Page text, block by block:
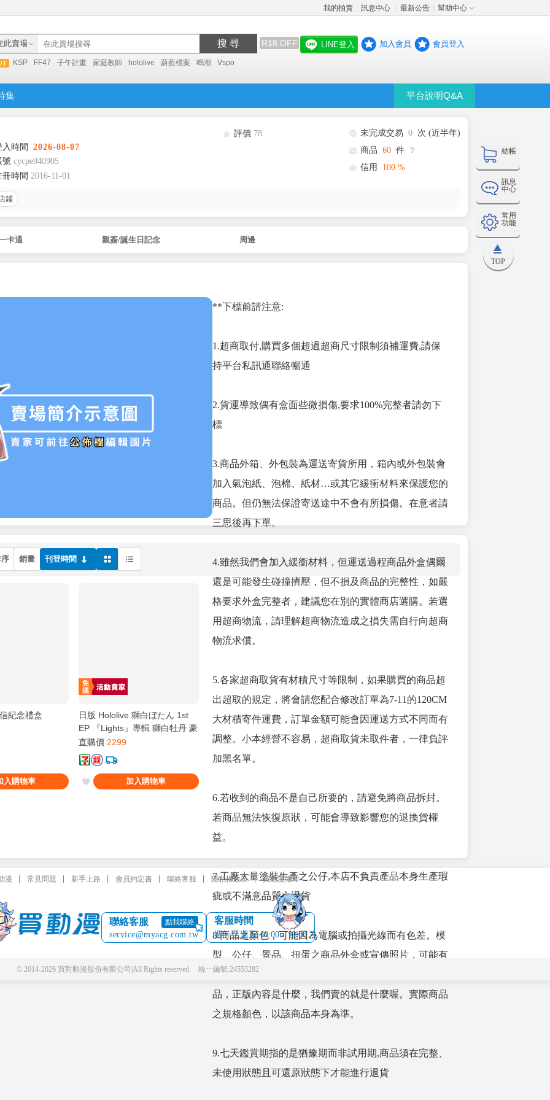
我的拍賣 訊息中心 最新公告 幫助中心
此賣場 搜 尋 R18 OFF
KSP FF47 子午計畫 家庭教師 hololive 蔚藍檔案 鳴潮 Vspo
LINE登入 加入會員 會員登入
集 平台說明Q&A
結帳
訊息
中心
常用
功能
TOP
時間
2026-08-07
號 cycpe940905
時間 2016-11-01
評價 78 未完成交易 0 次 (近半年)
商品 60 件 ❔
信用
100 %
鋪
卡通 親簽/誕生日記念 周邊
**下標前請注意:
1.超商取付,購買多個超過超商尺寸限制須補運費,請保
持平台私訊通聯絡暢通
2.貨運導致偶有盒面些微損傷,要求100%完整者請勿下
標
3.商品外箱、外包裝為運送寄貨所用，箱內或外包裝會
加入氣泡紙、泡棉、紙材…或其它緩衝材料來保護您的
商品。但仍無法保證寄送途中不會有所損傷。在意者請
三思後再下單。
4.雖然我們會加入緩衝材料，但運送過程商品外盒偶爾
還是可能發生碰撞擠壓，但不損及商品的完整性，如嚴
格要求外盒完整者，建議您在別的實體商店選購。若選
用超商物流，請理解超商物流造成之損失需自行向超商
物流求償。
5.各家超商取貨有材積尺寸等限制，如果購買的商品超
出超取的規定，將會請您配合修改訂單為7-11的120CM
大材積寄件運費，訂單金額可能會因運送方式不同而有
調整。小本經營不容易，超商取貨未取件者，一律負評
加黑名單。
6.若收到的商品不是自己所要的，請避免將商品拆封。
若商品無法恢復原狀，可能會導致影響您的退換貨權
益。
7.工廠大量塗裝生產之公仔,本店不負責產品本身生產瑕
疵或不滿意品質之退貨
8.商品之顏色，可能因為電腦或拍攝光線而有色差。模
型、公仔、景品、扭蛋之商品外盒或宣傳照片，可能有
一些色差或經過額外塗裝或加工。我們就是賣正版商
品，正版內容是什麼，我們賣的就是什麼喔。實際商品
之規格顏色，以該商品本身為準。
9.七天鑑賞期指的是猶豫期而非試用期,商品須在完整、
未使用狀態且可還原狀態下才能進行退貨
銷量 刊登時間
紀念禮盒
入購物車
日版 Hololive 獅白ぼたん 1st
EP 『Lights』專輯 獅白牡丹 豪
華盤 親簽
直購價 2299
加入購物車
漫 常見問題 新手上路 會員約定書 聯絡客服 隱私權政策 買動漫徵才
聯絡客服 點我聯絡
service@myacg.com.tw
客服時間
週一至週五 10:00 - 19:00
© 2014-2026 買對動漫股份有限公司 All Rights reserved. 統一編號:24553282